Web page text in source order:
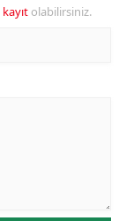
kayıt olabilirsiniz.